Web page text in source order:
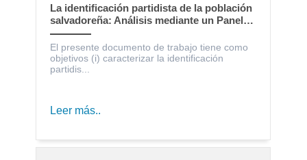
La identificación partidista de la población
salvadoreña: Análisis mediante un Panel
Electoral
El presente documento de trabajo tiene como
objetivos (i) caracterizar la identificación
partidis...
Leer más..